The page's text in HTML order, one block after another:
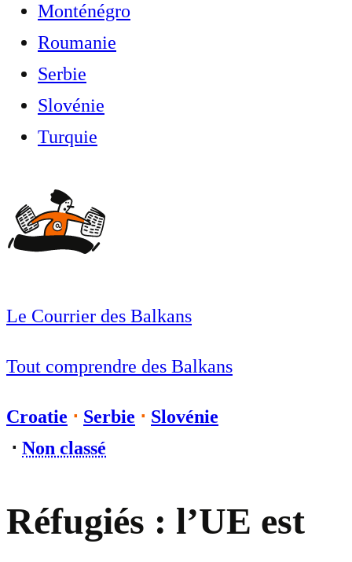
Monténégro
Roumanie
Serbie
Slovénie
Turquie
Le Courrier des Balkans
Tout comprendre des Balkans
Croatie ⋅ Serbie ⋅ Slovénie
⋅ Non classé
Réfugiés : l’UE est